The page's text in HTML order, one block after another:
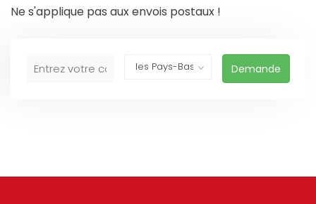
Ne s'applique pas aux envois postaux !
Demande